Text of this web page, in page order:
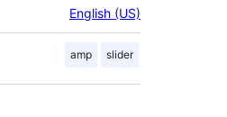
English (US)
amp slider